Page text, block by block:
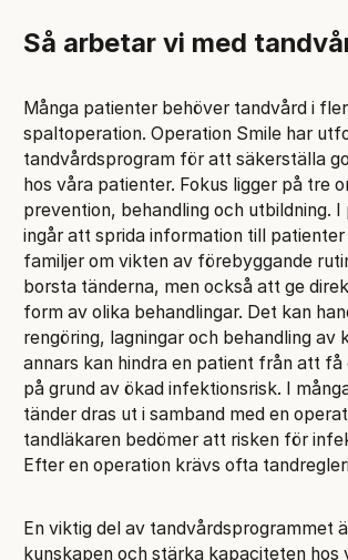
Så arbetar vi med
Många patienter behöver tandvård i
spaltoperation. Operation Smile har
tandvårdsprogram för att säkerställa
hos våra patienter. Fokus ligger på tre
prevention, behandling och utbildning.
ingår att sprida information till patienter
familjer om vikten av förebyggande
borsta tänderna, men också att ge
form av olika behandlingar. Det kan
rengöring, lagningar och behandling av
annars kan hindra en patient från att få
på grund av ökad infektionsrisk. I
tänder dras ut i samband med en
tandläkaren bedömer att risken för
Efter en operation krävs ofta
En viktig del av tandvårdsprogrammet
kunskapen och stärka kapaciteten hos